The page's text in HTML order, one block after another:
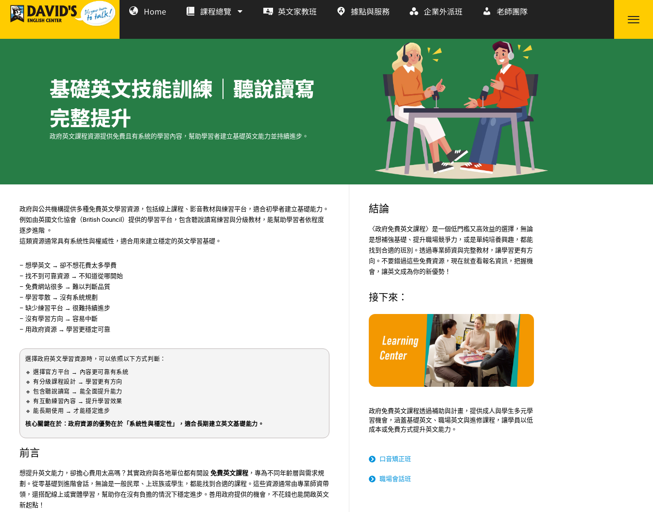
Home 課程總覽 英文家教班 據點與服務 企業外派班 老師團隊
基礎英文技能訓練｜聽說讀寫
完整提升
政府英文課程資源提供免費且有系統的學習內容，幫助學習者建立基礎英文能力並持續進步。
政府與公共機構提供多種免費英文學習資源，包括線上課程、影音教材與練習平台，適合初學者建立基礎能力。
例如由英國文化協會（British Council）提供的學習平台，包含聽說讀寫練習與分級教材，能幫助學習者依程度
逐步進階 。
這類資源通常具有系統性與權威性，適合用來建立穩定的英文學習基礎。
– 想學英文 → 卻不想花費太多學費
– 找不到可靠資源 → 不知道從哪開始
– 免費網站很多 → 難以判斷品質
– 學習零散 → 沒有系統規劃
– 缺少練習平台 → 很難持續進步
– 沒有學習方向 → 容易中斷
– 用政府資源 → 學習更穩定可靠
選擇政府英文學習資源時，可以依照以下方式判斷：
🔹 選擇官方平台 → 內容更可靠有系統
🔹 有分級課程設計 → 學習更有方向
🔹 包含聽說讀寫 → 能全面提升能力
🔹 有互動練習內容 → 提升學習效果
🔹 能長期使用 → 才能穩定進步
核心關鍵在於：政府資源的優勢在於「系統性與穩定性」，適合長期建立英文基礎能力。
前言
想提升英文能力，卻擔心費用太高嗎？其實政府與各地單位都有開設 免費英文課程 ，專為不同年齡層與需求規
劃。從零基礎到進階會話，無論是一般民眾、上班族或學生，都能找到合適的課程。這些資源通常由專業師資帶
領，還搭配線上或實體學習，幫助你在沒有負擔的情況下穩定進步。善用政府提供的機會，不花錢也能開啟英文
新起點！
結論
〈政府免費英文課程〉是一個低門檻又高效益的選擇，無論
是想補強基礎、提升職場競爭力，或是單純培養興趣，都能
找到合適的班別。透過專業師資與完整教材，讓學習更有方
向。不要錯過這些免費資源，現在就查看報名資訊，把握機
會，讓英文成為你的新優勢！
接下來：
政府免費英文課程透過補助與計畫，提供成人與學生多元學
習機會，涵蓋基礎英文、職場英文與進修課程，讓學員以低
成本或免費方式提升英文能力。
口音矯正班
職場會話班